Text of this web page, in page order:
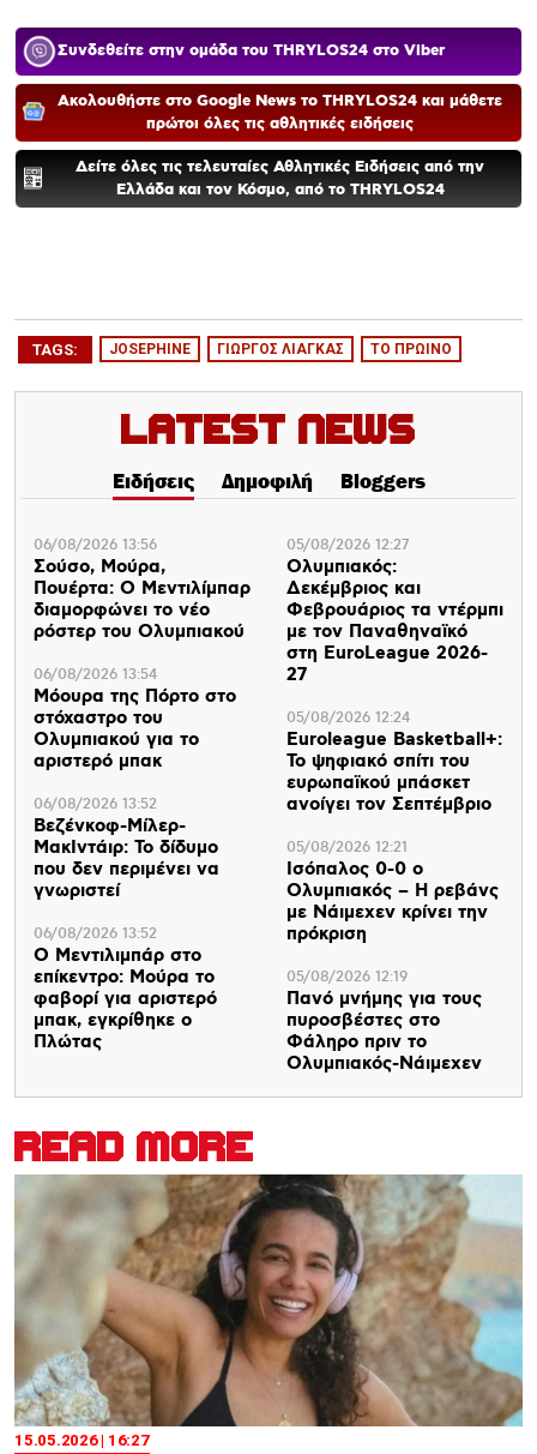
Συνδεθείτε στην ομάδα του THRYLOS24 στο Viber
Ακολουθήστε στο Google News το THRYLOS24 και μάθετε
πρώτοι όλες τις αθλητικές ειδήσεις
Δείτε όλες τις τελευταίες Αθλητικές Ειδήσεις από την
Ελλάδα και τον Κόσμο, από το THRYLOS24
TAGS: JOSEPHINE ΓΙΩΡΓΟΣ ΛΙΑΓΚΑΣ ΤΟ ΠΡΩΙΝΟ
Latest News
Ειδήσεις Δημοφιλή Bloggers
06/08/2026 13:56
Σούσο, Μούρα,
Πουέρτα: Ο Μεντιλίμπαρ
διαμορφώνει το νέο
ρόστερ του Ολυμπιακού
06/08/2026 13:54
Μόουρα της Πόρτο στο
στόχαστρο του
Ολυμπιακού για το
αριστερό μπακ
06/08/2026 13:52
Βεζένκοφ-Μίλερ-
ΜακΙντάιρ: Το δίδυμο
που δεν περιμένει να
γνωριστεί
06/08/2026 13:52
Ο Μεντιλιμπάρ στο
επίκεντρο: Μούρα το
φαβορί για αριστερό
μπακ, εγκρίθηκε ο
Πλώτας
05/08/2026 12:27
Ολυμπιακός:
Δεκέμβριος και
Φεβρουάριος τα ντέρμπι
με τον Παναθηναϊκό
στη EuroLeague 2026-
27
05/08/2026 12:24
Euroleague Basketball+:
Το ψηφιακό σπίτι του
ευρωπαϊκού μπάσκετ
ανοίγει τον Σεπτέμβριο
05/08/2026 12:21
Ισόπαλος 0-0 ο
Ολυμπιακός – Η ρεβάνς
με Νάιμεχεν κρίνει την
πρόκριση
05/08/2026 12:19
Πανό μνήμης για τους
πυροσβέστες στο
Φάληρο πριν το
Ολυμπιακός-Νάιμεχεν
READ MORE
15.05.2026 | 16:27